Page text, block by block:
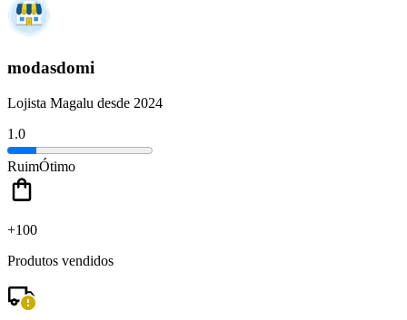
modasdomi
Lojista Magalu desde 2024
1.0
RuimÓtimo
+100
Produtos vendidos